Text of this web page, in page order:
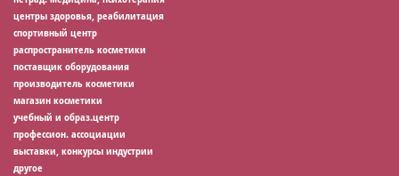
центры здоровья, реабилитация
спортивный центр
распространитель косметики
поставщик оборудования
производитель косметики
магазин косметики
учебный и образ.центр
профессион. ассоциации
выставки, конкурсы индустрии
другое